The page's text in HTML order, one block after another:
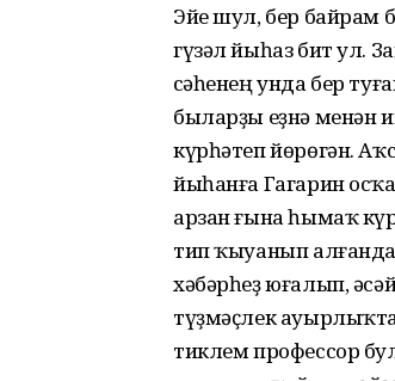
Эйе шул, бер байрам
гүзәл йыһаз бит ул.
Әсәһенең унда бер
быларҙы еҙнә менән
күрһәтеп йөрөгән.
йыһанға Гагарин
арзан ғына һымаҡ
тип ҡыуанып
хәбәрһеҙ юғалып,
түҙмәҫлек
тиклем профессор